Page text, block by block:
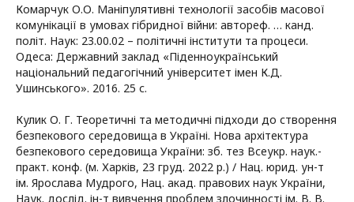
Комарчук О.О. Маніпулятивні технології засобів масової
комунікації в умовах гібридної війни: автореф. … канд.
політ. Наук: 23.00.02 – політичні інститути та процеси.
Одеса: Державний заклад «Піденноукраїнський
національний педагогічний університет імен К.Д.
Ушинського». 2016. 25 с.
Кулик О. Г. Теоретичні та методичні підходи до створення
безпекового середовища в Україні. Нова архітектура
безпекового середовища України: зб. тез Всеукр. наук.-
практ. конф. (м. Харків, 23 груд. 2022 р.) / Нац. юрид. ун-т
ім. Ярослава Мудрого, Нац. акад. правових наук України,
Наук. дослід. ін-т вивчення проблем злочинності ім. В. В.